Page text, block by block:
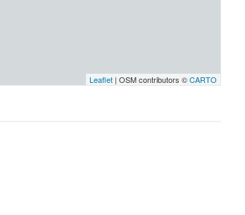
Leaflet | OSM contributors ©CARTO